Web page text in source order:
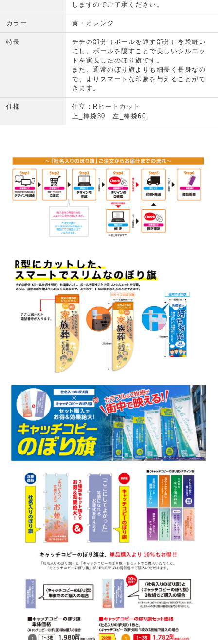
しますのでご了承ください。
カラー 黄・オレンジ
特長
チチの部分（ポールを通す部分）を袋縫い
にし、ポールを隠すことで美しいシルエッ
トを実現したのぼり旗です。
また、通常のぼり旗よりも細長く長身なの
で、よりスマートな印象を与えることがで
きます。
仕様
仕立：Rヒートカット
上_棒袋30 左_棒袋60